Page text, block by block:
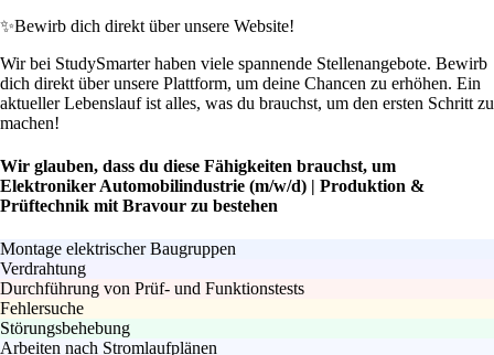
✨Bewirb dich direkt über unsere Website!
Wir bei StudySmarter haben viele spannende Stellenangebote. Bewirb
dich direkt über unsere Plattform, um deine Chancen zu erhöhen. Ein
aktueller Lebenslauf ist alles, was du brauchst, um den ersten Schritt zu
machen!
Wir glauben, dass du diese Fähigkeiten brauchst, um
Elektroniker Automobilindustrie (m/w/d) | Produktion &
Prüftechnik mit Bravour zu bestehen
Montage elektrischer Baugruppen
Verdrahtung
Durchführung von Prüf- und Funktionstests
Fehlersuche
Störungsbehebung
Arbeiten nach Stromlaufplänen